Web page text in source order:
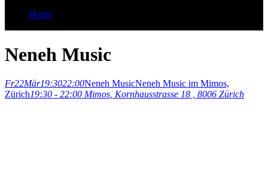
Home
Neneh Music
Fr22Mär19:3022:00Neneh MusicNeneh Music im Mimos,
Zürich19:30 - 22:00 Mimos , Kornhausstrasse 18 , 8006 Zürich